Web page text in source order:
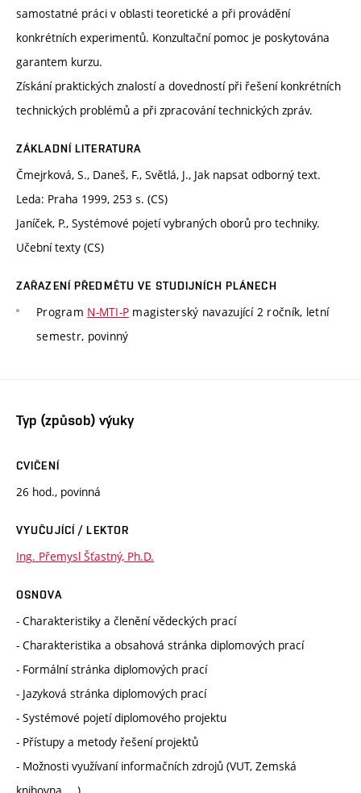
samostatné práci v oblasti teoretické a při provádění
konkrétních experimentů. Konzultační pomoc je poskytována
garantem kurzu.
Získání praktických znalostí a dovedností při řešení konkrétních
technických problémů a při zpracování technických zpráv.
ZÁKLADNÍ LITERATURA
Čmejrková, S., Daneš, F., Světlá, J., Jak napsat odborný text.
Leda: Praha 1999, 253 s. (CS)
Janíček, P., Systémové pojetí vybraných oborů pro techniky.
Učební texty (CS)
ZAŘAZENÍ PŘEDMĚTU VE STUDIJNÍCH PLÁNECH
Program N-MTI-P magisterský navazující 2 ročník, letní
semestr, povinný
Typ (způsob) výuky
CVIČENÍ
26 hod., povinná
VYUČUJÍCÍ / LEKTOR
Ing. Přemysl Šťastný, Ph.D.
OSNOVA
- Charakteristiky a členění vědeckých prací
- Charakteristika a obsahová stránka diplomových prací
- Formální stránka diplomových prací
- Jazyková stránka diplomových prací
- Systémové pojetí diplomového projektu
- Přístupy a metody řešení projektů
- Možnosti využívaní informačních zdrojů (VUT, Zemská